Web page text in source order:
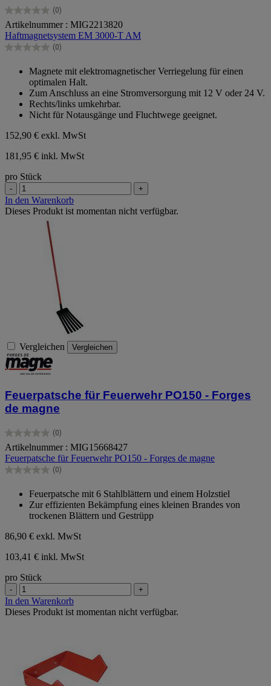
(0)
0.0
von
5
Sternen.
Artikelnummer : MIG2213820
Haftmagnetsystem EM 3000-T AM
(0)
0.0
Sternen.
Magnete mit elektromagnetischer Verriegelung für einen
optimalen Halt.
Zum Anschluss an eine Stromversorgung mit 12 V oder 24 V.
Rechts/links umkehrbar.
Nicht für Notausgänge und Fluchtwege geeignet.
152,90 € exkl. MwSt
181,95 € inkl. MwSt
pro Stück
- +
In den Warenkorb
Dieses Produkt ist momentan nicht verfügbar.
Vergleichen Vergleichen
Feuerpatsche für Feuerwehr PO150 - Forges
de magne
(0)
0.0
von
5
Sternen.
Artikelnummer : MIG15668427
Feuerpatsche für Feuerwehr PO150 - Forges de magne
(0)
0.0
Sternen.
Feuerpatsche mit 6 Stahlblättern und einem Holzstiel
Zur effizienten Bekämpfung eines kleinen Brandes von
trockenen Blättern und Gestrüpp
86,90 € exkl. MwSt
103,41 € inkl. MwSt
pro Stück
- +
In den Warenkorb
Dieses Produkt ist momentan nicht verfügbar.